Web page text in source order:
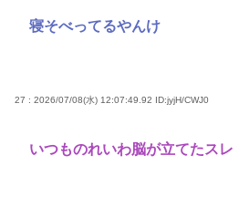
寝そべってるやんけ
27 : 2026/07/08(水) 12:07:49.92 ID:jyjH/CWJ0
いつものれいわ脳が立てたスレ